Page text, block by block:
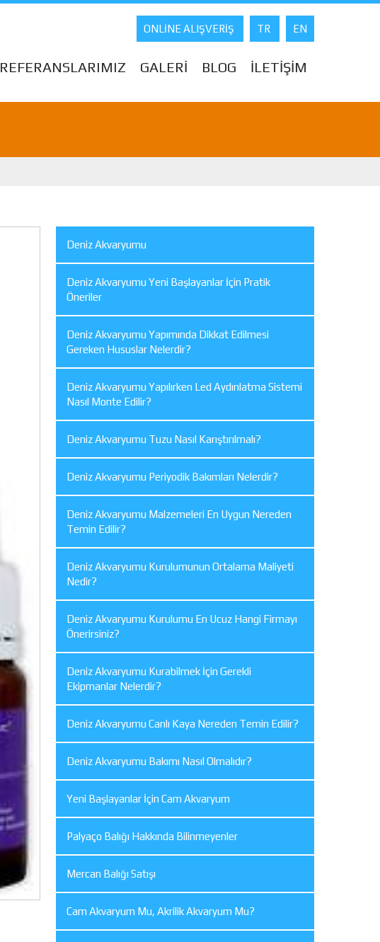
ONLİNE ALIŞVERİŞ TR EN
REFERANSLARIMIZ GALERİ BLOG İLETİŞİM
Deniz Akvaryumu
Deniz Akvaryumu Yeni Başlayanlar İçin Pratik
Öneriler
Deniz Akvaryumu Yapımında Dikkat Edilmesi
Gereken Hususlar Nelerdir?
Deniz Akvaryumu Yapılırken Led Aydınlatma Sistemi
Nasıl Monte Edilir?
Deniz Akvaryumu Tuzu Nasıl Karıştırılmalı?
Deniz Akvaryumu Periyodik Bakımları Nelerdir?
Deniz Akvaryumu Malzemeleri En Uygun Nereden
Temin Edilir?
Deniz Akvaryumu Kurulumunun Ortalama Maliyeti
Nedir?
Deniz Akvaryumu Kurulumu En Ucuz Hangi Firmayı
Önerirsiniz?
Deniz Akvaryumu Kurabilmek İçin Gerekli
Ekipmanlar Nelerdir?
Deniz Akvaryumu Canlı Kaya Nereden Temin Edilir?
Deniz Akvaryumu Bakımı Nasıl Olmalıdır?
Yeni Başlayanlar İçin Cam Akvaryum
Palyaço Balığı Hakkında Bilinmeyenler
Mercan Balığı Satışı
Cam Akvaryum Mu, Akrilik Akvaryum Mu?